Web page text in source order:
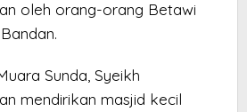
oleh orang-orang Betawi
Sunda, Syeikh
mendirikan masjid kecil